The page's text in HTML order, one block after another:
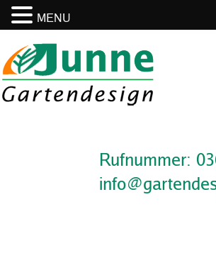
Rufnummer:
MENU